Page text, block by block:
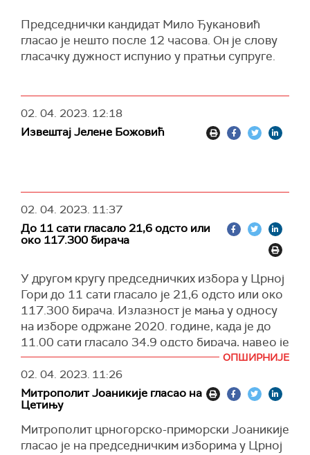
Председнички кандидат Мило Ђукановић
гласао је нешто после 12 часова. Он је слову
гласачку дужност испунио у пратњи супруге.
02. 04. 2023. 12:18
Извештај Јелене Божовић
02. 04. 2023. 11:37
До 11 сати гласало 21,6 одсто или
око 117.300 бирача
У другом кругу председничких избора у Црној
Гори до 11 сати гласало је 21,6 одсто или око
117.300 бирача. Излазност је мања у односу
на изборе одржане 2020. године, када је до
11.00 сати гласало 34,9 одсто бирача, навео је
на Твитеру Центар за демократску транзицију.
Одзив по регионима је следећи: на северу
земље до 11.00 сати гласало је 21.2 одсто
бирача, док је у првом кругу гласало 19.8
одсто бирача. У централном региону гласало
је 23.7 одсто бирача, а у првом кругу 22.9
ОПШИРНИЈЕ
02. 04. 2023. 11:26
Митрополит Јоаникије гласао на
Цетињу
Митрополит црногорско-приморски Јоаникије
гласао је на председничким изборима у Црној